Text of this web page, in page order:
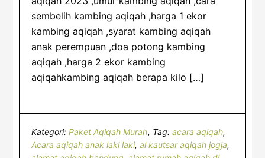
sembelih kambing aqiqah ,harga 1 ekor
kambing aqiqah ,syarat kambing aqiqah
anak perempuan ,doa potong kambing
aqiqah ,harga 2 ekor kambing
aqiqahkambing aqiqah berapa kilo […]
Kategori:Paket Aqiqah Murah Tag:acara aqiqah,
Acara aqiqah anak laki laki,al kautsar aqiqah jogja,